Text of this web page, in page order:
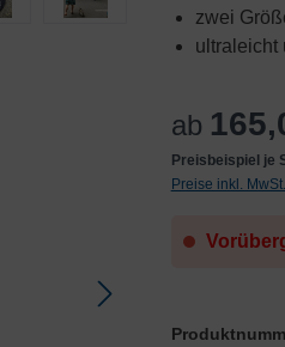
zwei
ultraleicht
ab
Preisbeispiel je
Preise inkl.